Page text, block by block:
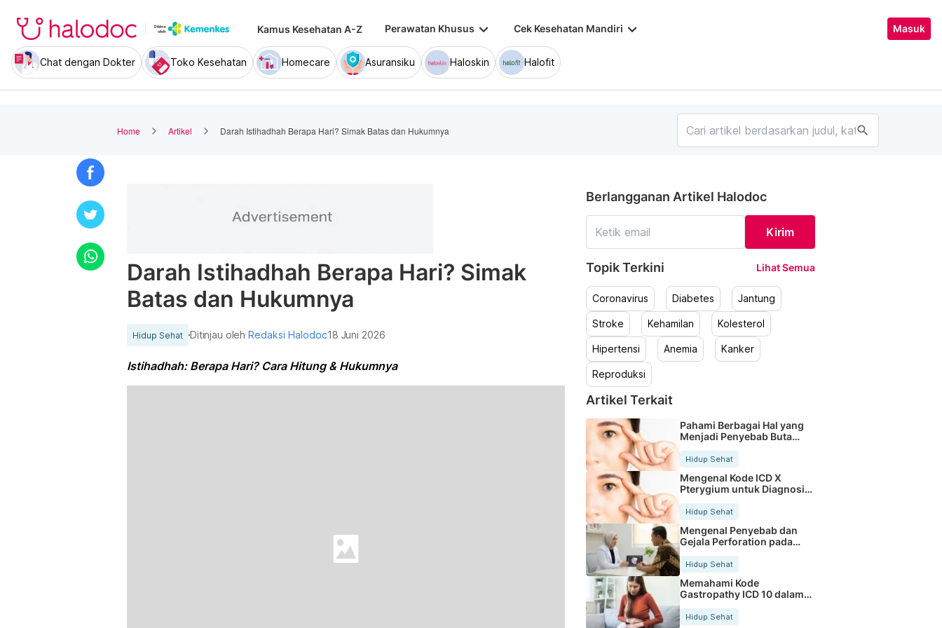
Kamus Kesehatan A-Z Perawatan Khusus keyboard_arrow_down Cek Kesehatan Mandiri keyboard_arrow_down Masuk
Chat dengan Dokter Toko Kesehatan Homecare Asuransiku Haloskin Halofit
Home Artikel Darah Istihadhah Berapa Hari? Simak Batas dan Hukumnya search
Darah Istihadhah Berapa Hari? Simak
Batas dan Hukumnya
Hidup Sehat Ditinjau olehRedaksi Halodoc18 Juni 2026
Istihadhah: Berapa Hari? Cara Hitung & Hukumnya
Berlangganan Artikel Halodoc
Kirim
Topik Terkini Lihat Semua
Coronavirus Diabetes Jantung
Stroke Kehamilan Kolesterol
Hipertensi Anemia Kanker
Reproduksi
Artikel Terkait
Pahami Berbagai Hal yang
Menjadi Penyebab Buta
Hidup Sehat
Mengenal Kode ICD X
Pterygium untuk Diagnosis
Hidup Sehat
Mengenal Penyebab dan
Gejala Perforation pada
Tubuh
Hidup Sehat
Memahami Kode
Gastropathy ICD 10 dalam
Rekam Medis Pasien
Hidup Sehat